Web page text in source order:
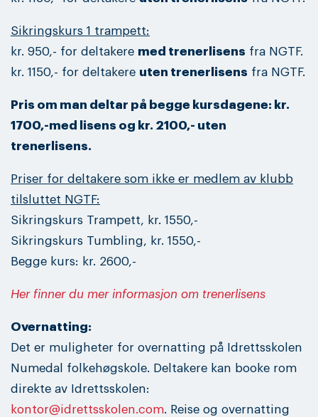
Sikringskurs 1 trampett:
kr. 950,- for deltakere med trenerlisens fra NGTF.
kr. 1150,- for deltakere uten trenerlisens fra NGTF.
Pris om man deltar på begge kursdagene: kr.
1700,-med lisens og kr. 2100,- uten
trenerlisens.
Priser for deltakere som ikke er medlem av klubb
tilsluttet NGTF:
Sikringskurs Trampett, kr. 1550,-
Sikringskurs Tumbling, kr. 1550,-
Begge kurs: kr. 2600,-
Her finner du mer informasjon om trenerlisens
Overnatting:
Det er muligheter for overnatting på Idrettsskolen
Numedal folkehøgskole. Deltakere kan booke rom
direkte av Idrettsskolen:
kontor@idrettsskolen.com. Reise og overnatting